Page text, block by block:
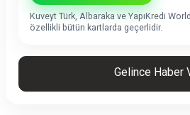
Kuveyt Türk, Albaraka ve YapıKredi
özellikli bütün kartlarda geçerlidir.
Gelince Haber